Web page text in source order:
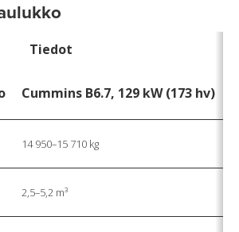
Tiedot
Cummins B6.7, 129 kW (173 hv)
14 950–15 710 kg
2,5–5,2 m³